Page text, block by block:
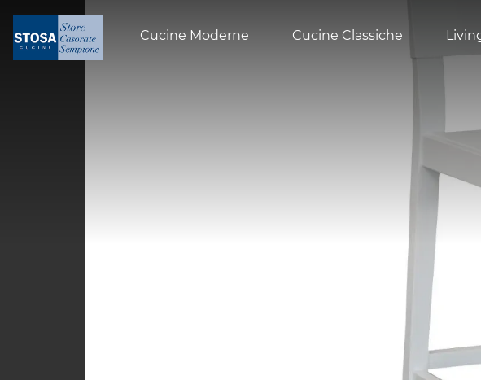
Cucine Moderne Cucine Classiche